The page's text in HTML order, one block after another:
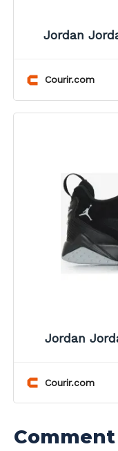
Jordan
Courir.com
Jordan
Courir.com